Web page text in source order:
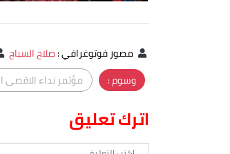
مصور فوتوغرافي:صلاح السباح
وسوم :
مؤتمر نداء الاقصى
اترك تعليق